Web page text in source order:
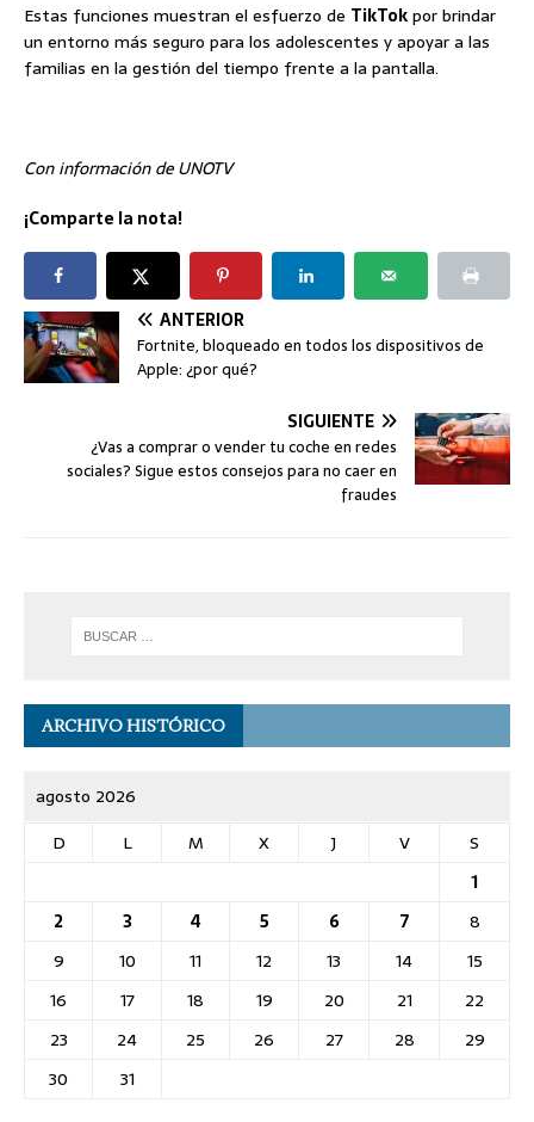
Estas funciones muestran el esfuerzo de TikTokpor brindar
un entorno más seguro para los adolescentes y apoyar a las
familias en la gestión del tiempo frente a la pantalla.
Con información de UNOTV
¡Comparte la nota!
ANTERIOR
Fortnite, bloqueado en todos los dispositivos de
Apple: ¿por qué?
SIGUIENTE
¿Vas a comprar o vender tu coche en redes
sociales? Sigue estos consejos para no caer en
fraudes
ARCHIVO HISTÓRICO
agosto 2026
D
L M X J V
S
1
2
3 4 5 6 7
8
9
10 11 12 13 14
15
16
17 18 19 20 21
22
23
24 25 26 27 28
29
30
31